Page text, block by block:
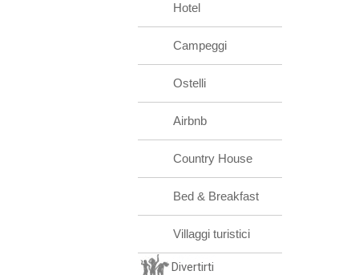
Hotel
Campeggi
Ostelli
Airbnb
Country House
Bed & Breakfast
Villaggi turistici
Divertirti